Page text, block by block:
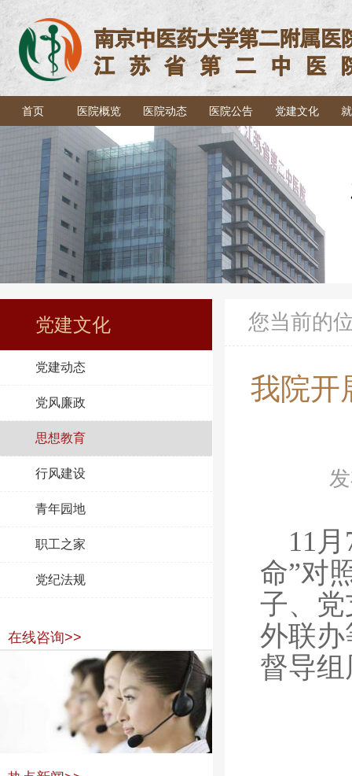
首页 医院概览 医院动态 医院公告 党建文化
党建文化
党建动态
党风廉政
思想教育
行风建设
青年园地
职工之家
党纪法规
在线咨询>>
您当前的
我院开
11
命”对
子、
外联
督导